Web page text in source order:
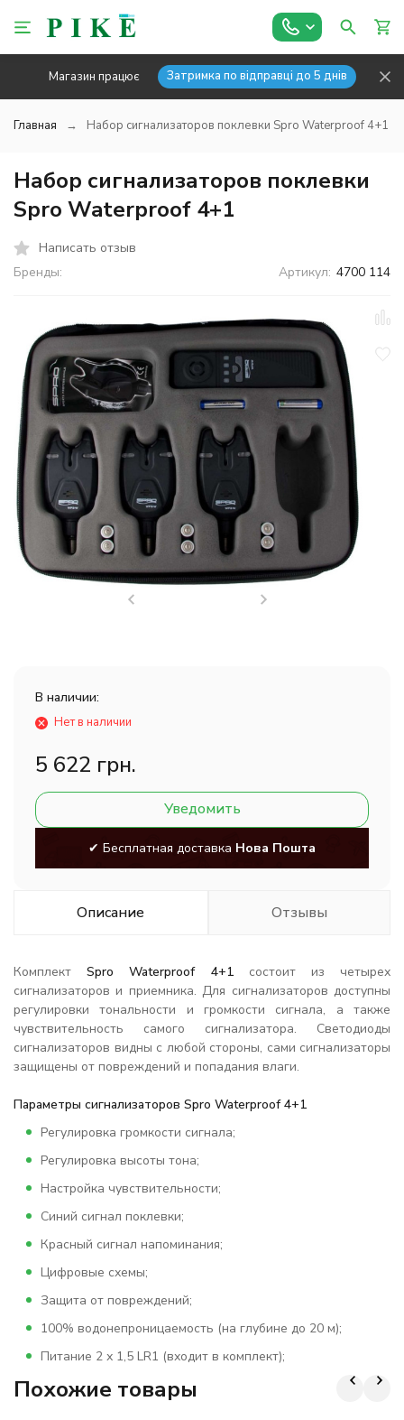
Магазин працює Затримка по відправці до 5 днів
Главная Набор сигнализаторов поклевки Spro Waterproof 4+1
Набор сигнализаторов поклевки
Spro Waterproof 4+1
Написать отзыв
Бренды:
Артикул: 4700 114
В наличии:
Нет в наличии
5 622 грн.
Уведомить
✔ Бесплатная доставка Нова Пошта
Описание Отзывы
КомплектSpro Waterproof 4+1состоит из четырех
сигнализаторов и приемника. Для сигнализаторов доступны
регулировки тональности и громкости сигнала, а также
чувствительность самого сигнализатора. Светодиоды
сигнализаторов видны с любой стороны, сами сигнализаторы
защищены от повреждений и попадания влаги.
Параметры сигнализаторов Spro Waterproof 4+1
Регулировка громкости сигнала;
Регулировка высоты тона;
Настройка чувствительности;
Синий сигнал поклевки;
Красный сигнал напоминания;
Цифровые схемы;
Защита от повреждений;
100% водонепроницаемость (на глубине до 20 м);
Питание 2 х 1,5 LR1 (входит в комплект);
Похожие товары